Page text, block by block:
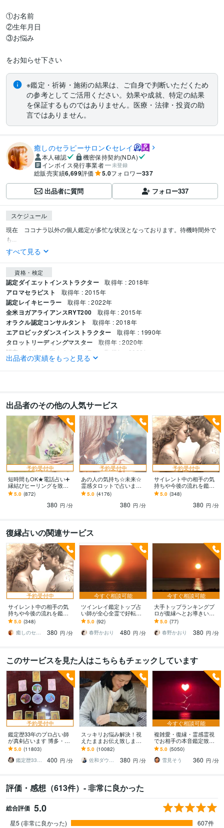
①お名前
②生年月日
③お悩み
をお知らせ下さい
※鑑定・祈祷・施術の結果は、ご自身で判断いただくため
の参考としてご活用ください。効果や成就、特定の結果
を保証するものではありません。医療・法律・投資の助
言ではありません。
癒しのセラピーサロン☪️セレイ
本人確認
機密保持契約(NDA)
インボイス発行事業者
未登録
総販売実績6,699評価 5.0フォロワー337
出品者に質問 フォロー337
スケジュール
現在　ココナラ以外の個人鑑定が多忙な状況となっております。待機時間外で
も...
すべて見る
資格・検定
認定ダイエットインストラクター 取得年 : 2018年
アロマセラピスト 取得年 : 2015年
認定レイキヒーラー 取得年 : 2022年
全米ヨガアライアンスRYT200 取得年 : 2015年
オラクル認定コンサルタント 取得年 : 2018年
エアロビックダンスインストラクター 取得年 : 1990年
タロットリーディングマスター 取得年 : 2020年
認定スピリチュアルカウンセラー 取得年 : 2020年
メンタル心理カウンセラー 取得年 : 2025年
語学力
日常会話レベル
出品者の実績をもっと見る
出品者のその他の人気サービス
予約受付中
短時間もOK★電話占い➕
縁結びヒーリングを致し
ます 霊感☆タロット☆占
星術☆縁結びヒーリング
の嬉しいセット♡
5.0 (872)
380 円 /分
予約受付中
あの人の気持ち☆未来☆
霊感タロットで占います
雑誌anan掲載♪恋愛☆仕事
☆貴方に精一杯の心を込
5.0 (4176)
380 円 /分
予約受付中
サイレント中の相手の気
持ちや今後の流れを鑑定
します ツインレイ／ツイ
ンフレーム／ソウルメイ
ト／トリプルレイ
5.0 (348)
380 円 /分
復縁占いの関連サービス
予約受付中
サイレント中の相手の気
持ちや今後の流れを鑑定
します ツインレイ／ツイ
ンフレーム／ソウルメイ
ト／トリプルレイ
5.0 (348)
癒しのセラピーサロン☪️セレイ
380 円 /分
今すぐ相談可能
ツインレイ鑑定トップ占
い師が全心全霊で好転さ
せます 実績30,000件！光
の縁結びサイレント明け
好転へと導きます
5.0 (92)
春野かおり
480 円 /分
今すぐ相談可能
大手トップランキングプ
ロが復縁へとお導きいた
します どのような状況で
あっても復縁されたい方
はぜひご相談くださいね
5.0 (77)
春野かおり
380 円 /分
このサービスを見た人はこちらもチェックしています
予約受付中
鑑定歴33年のプロ占い師
が真剣占います 博多・廓
屋の純血統占い祈願師
雷鳥
5.0 (11803)
鑑定歴33年のプロ占い師 雷鳥
400 円 /分
スッキリお悩み解決！視
えたままお伝え致します
恋愛、結婚、人間関係、
仕事、人生、ペットの気
持ち等◎祈願付き
5.0 (10082)
佐和ダウジング＆スピリットメンター
380 円 /分
今すぐ相談可能
複雑愛・復縁・霊感霊視
でお相手の本音鑑定致し
ます 降りて来た言葉をそ
のままお伝えします。
5.0 (5050)
雪見そう
360 円 /分
評価・感想（613件）- 非常に良かった
総合評価 5.0
星5 (非常に良かった)
607件